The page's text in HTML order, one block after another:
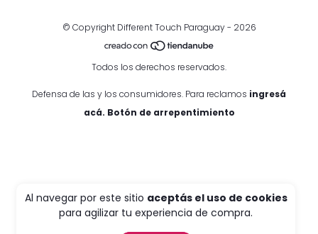
Al navegar por este sitio aceptás el uso de cookies
para agilizar tu experiencia de compra.
© Copyright Different Touch Paraguay - 2026
Todos los derechos reservados.
Defensa de las y los consumidores. Para reclamos ingresá
acá. Botón de arrepentimiento